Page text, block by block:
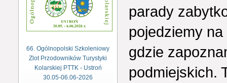
66. Ogólnopolski Szkoleniowy
Zlot Przodowników Turystyki
Kolarskiej PTTK - Ustroń
30.05-06.06-2026
parady
pojedziemy
gdzie
podmiejskich.